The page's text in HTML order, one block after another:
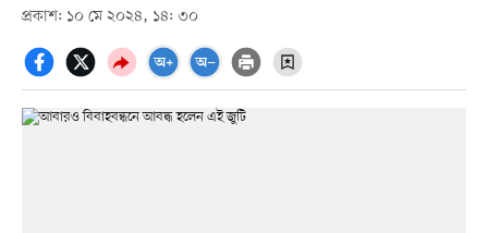
প্রকাশ: ১০ মে ২০২৪, ১৪: ৩০